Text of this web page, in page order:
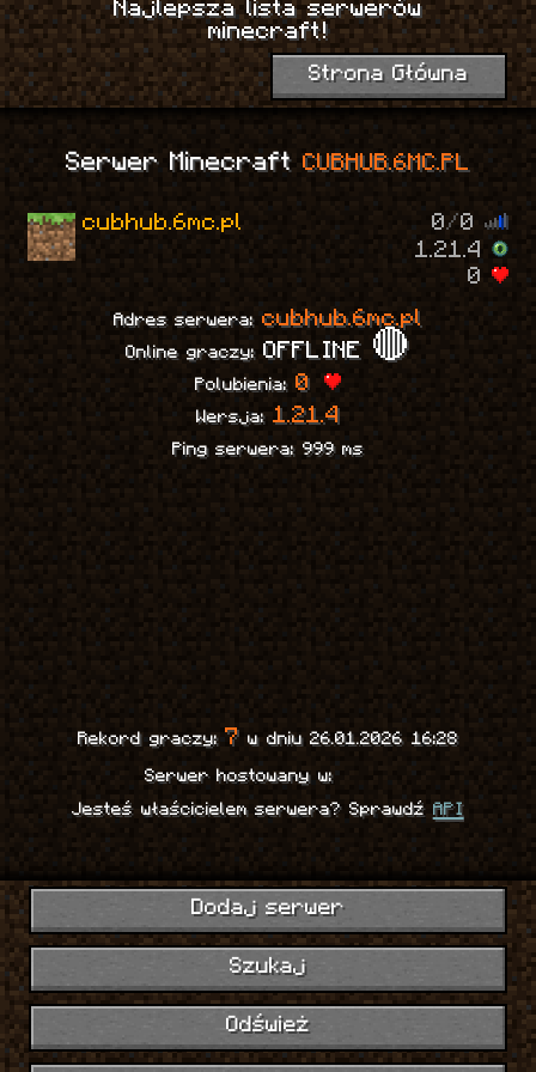
Najlepsza lista serwerów
minecraft!
Strona Główna
Dodaj serwer
Szukaj
Odśwież
Serwer MinecraftCUBHUB.6MC.PL
cubhub.6mc.pl 0/ 0
1.21.4
0
Adres serwera:cubhub.6mc.pl
Online graczy: OFFLINE 🔴
Polubienia: 0
Wersja: 1.21.4
Ping serwera: 999 ms
Rekord graczy: 7 w dniu 26.01.2026 16:28
Serwer hostowany w:
Jesteś właścicielem serwera? Sprawdź API